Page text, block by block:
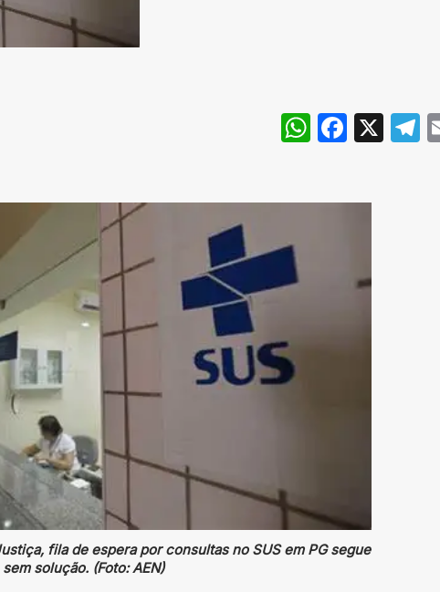
X
fila de espera por consultas no SUS em PG segue
sem solução. (Foto: AEN)